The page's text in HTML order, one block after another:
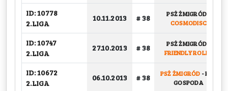
ID: 10778
2.LIGA
10.11.2013 # 38 PSŻ ŻMIGRÓD
COSMODISC
ID: 10747
2.LIGA
27.10.2013 # 38 PSŻ ŻMIGRÓD
FRIENDLY ROLLS
ID: 10672
2.LIGA
06.10.2013 # 38 PSŻ ŻMIGRÓD -KSP
GOSPODA